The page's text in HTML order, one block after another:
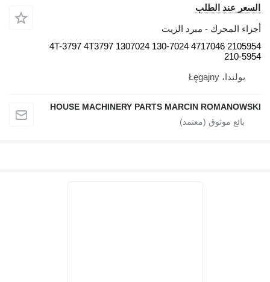
السعر عند الطلب
أجزاء المحرك - مبرد الزيت
2105954 4717046 130-7024 1307024 4T-3797 4T3797
210-5954
بولندا، Łęgajny
HOUSE MACHINERY PARTS MARCIN ROMANOWSKI